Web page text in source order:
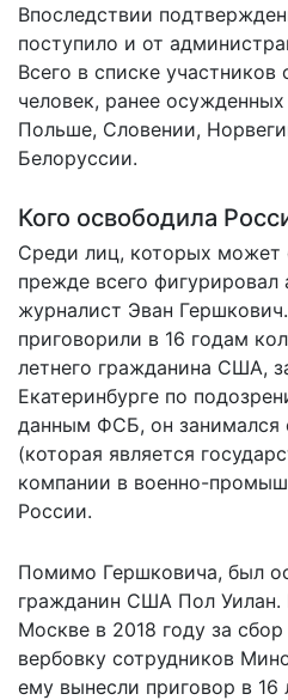
Впоследствии
поступило и от
Всего в списке участников
человек, ранее
Польше, Словении,
Белоруссии.
Кого освободила
Среди лиц, которых может
прежде всего фигурировал
журналист Эван
приговорили в 16 годам
летнего гражданина США,
Екатеринбурге по
данным ФСБ, он
(которая является
компании в военно-
России.
Помимо Гершковича, был
гражданин США Пол Уилан.
Москве в 2018 году за
вербовку сотрудников
ему вынесли приговор в